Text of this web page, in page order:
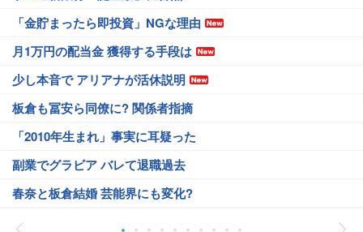
「金貯まったら即投資」NGな理由
月1万円の配当金 獲得する手段は
少し本音で アリアナが活休説明
板倉も冨安ら同僚に? 関係者指摘
「2010年生まれ」事実に耳疑った
副業でグラビア バレて退職過去
春奈と板倉結婚 芸能界にも変化?